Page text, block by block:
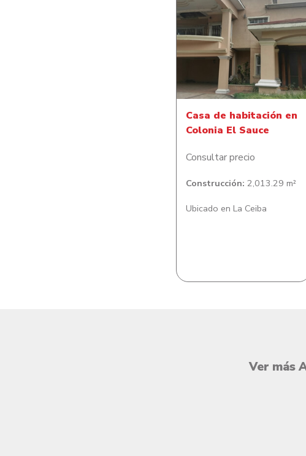
Casa de habitación en
Colonia El Sauce
Casa de habitación en
Colonia El Sauce
Consultar precio
Construcción: 2,013.29 m²
Ubicado en La Ceiba
Ver más